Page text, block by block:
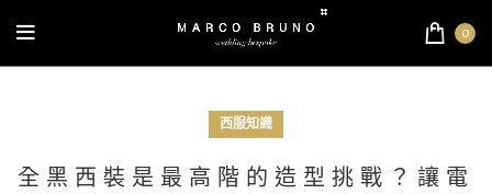
0
西服知識
全黑西裝是最高階的造型挑戰？讓電